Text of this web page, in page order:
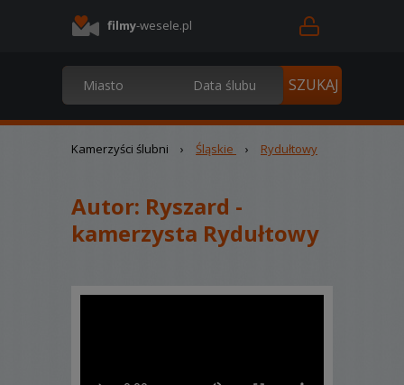
filmy-wesele.pl
Kamerzyści ślubni › Śląskie › Rydułtowy
Autor: Ryszard -
kamerzysta Rydułtowy